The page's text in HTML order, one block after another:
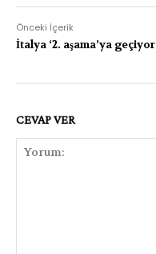
Önceki İçerik
İtalya ‘2. aşama’ya geçiyor
CEVAP VER